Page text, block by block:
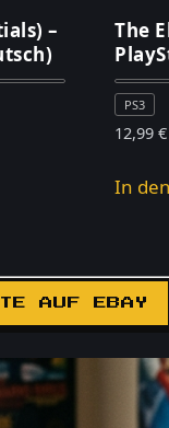
–
The
PS3
12,99€
In
AUF EBAY